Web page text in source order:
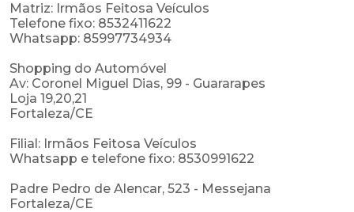
Matriz: Irmãos Feitosa Veículos
Telefone fixo: 8532411622
Whatsapp: 85997734934
Shopping do Automóvel
Av: Coronel Miguel Dias, 99 - Guararapes
Loja 19,20,21
Fortaleza/CE
Filial: Irmãos Feitosa Veículos
Whatsapp e telefone fixo: 8530991622
Padre Pedro de Alencar, 523 - Messejana
Fortaleza/CE